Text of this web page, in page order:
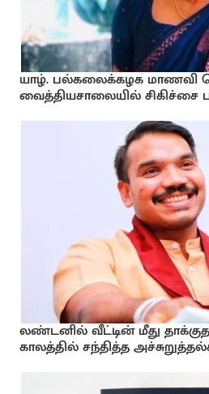
யாழ். பல்கலைக்கழக மாணவி
வைத்தியசாலையில் சிகிச்சை
லண்டனில் வீட்டின் மீது
காலத்தில் சந்தித்த